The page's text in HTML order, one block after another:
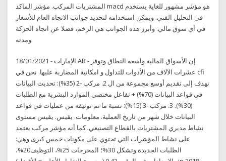
المشتريات المركب. مؤشر الماكد macd هو مؤشر مشهور للغاية يستخدم
في التحليل الفني. ويمكن استخدامه لتحديد جوانب الاتجاه العام للأسعار
في أي سوق مالي. وأبرز هذه الجوانب هي الزخم، فضلا عن اتجاه الحركة
ومدته.
18/01/2021 - الإمارات AR - إن الأسواق المالية واسعة النطاق وتوفر
عشرات الآلاف من الأدوات للتداول و امكانية المضاربة عليها. نحن في cfi
نهدف إلى تقديم أوسع مجموعة من ال 2. مركب -2 (35%): تحديث البيانات
في قواعد البيانات (70%) + تفاعل مختصي الموارد البشرية مع الطلبات
(30%). 3. مركب -3 (15%): نسبة ما تم توثيقه من عمليات في قواعد
البيانات خلال شهر من تاريخ العملية. ﻣﻌﻠﻮﻣﺎﺕ. ﻳﻘﻴﺲ. يقيس مستوى
نشاط مديري المشتريات بالقطاع التصنيعي. كما أنه مؤشر مركب يعتمد
على نشاط المؤشرات التي تحتوي على مكونات خمس كبرى وهي:
الطلبات الجديدة وتشكل 30%؛ المخرجات 25%، التوظيف20%،